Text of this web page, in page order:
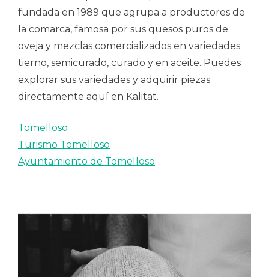
fundada en 1989 que agrupa a productores de
la comarca, famosa por sus quesos puros de
oveja y mezclas comercializados en variedades
tierno, semicurado, curado y en aceite. Puedes
explorar sus variedades y adquirir piezas
directamente aquí en Kalitat.
Tomelloso
Turismo Tomelloso
Ayuntamiento de Tomelloso